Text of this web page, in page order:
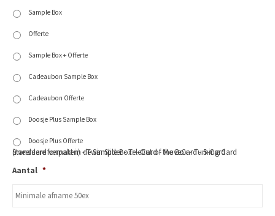
Sample Box
Offerte
Sample Box + Offerte
Cadeaubon Sample Box
Cadeaubon Offerte
Doosje Plus Sample Box
Doosje Plus Offerte
Standaard verpakt in de Sample Box: - Out of the Box - Turning Card (meerdere formaten) - Twin Slider - TeleCard - MoveCard - 5-Card
Aantal *